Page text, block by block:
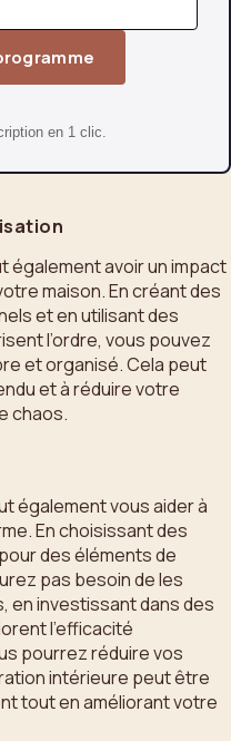
en 1 clic.
également avoir un impact
maison. En créant des
et en utilisant des
l’ordre, vous pouvez
et organisé. Cela peut
et à réduire votre
chaos.
également vous aider à
En choisissant des
des éléments de
pas besoin de les
en investissant dans des
l’efficacité
pourrez réduire vos
intérieure peut être
tout en améliorant votre